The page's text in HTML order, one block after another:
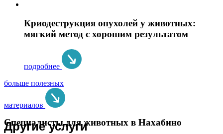
Криодеструкция опухолей у животных:
мягкий метод с хорошим результатом
подробнее
больше полезных
материалов
Другие услуги
Специалисты для животных в Нахабино